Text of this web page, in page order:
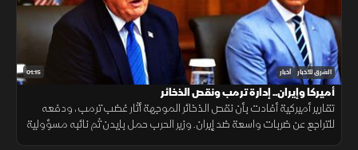
01:15 الشرق للأخبار أخبار
أميركا وإيران.. إدارة ترمب ونقص الذخائر
تقارير أميركية أفادت بأن نقص الذخائر الموجهة أثار غضب ترمب، ودفعه
للتراجع عن ضربات واسعة ضد إيران. وزير الحرب حمل بايدن ثم نائبه مسؤولية